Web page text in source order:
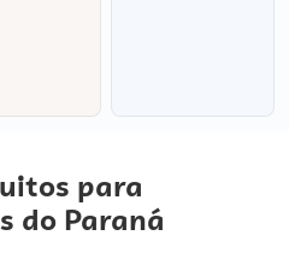
para
do Paraná